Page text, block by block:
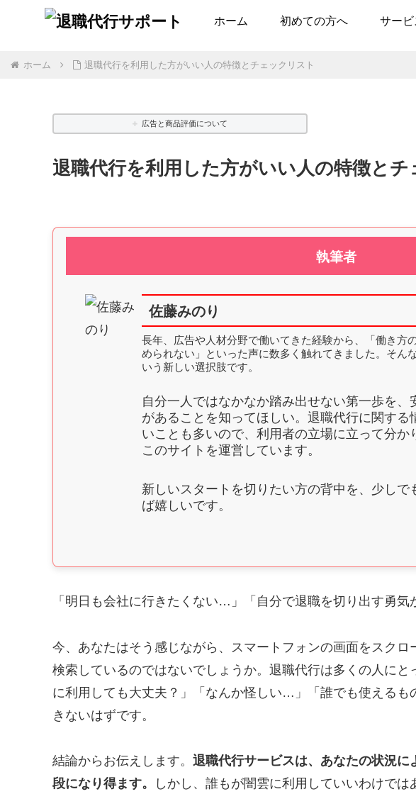
ホーム 初めての方へ サー
ホーム 退職代行を利用した方がいい人の特徴とチェックリスト
広告と商品評価について
退職代行を利用した方がいい人の特徴とチ
執筆者
佐藤みのり
長年、広告や人材分野で働いてきた経験から、「働き方
められない」といった声に数多く触れてきました。そん
いう新しい選択肢です。
自分一人ではなかなか踏み出せない第一歩を、
があることを知ってほしい。退職代行に関す
いことも多いので、利用者の立場に立って分か
このサイトを運営しています。
新しいスタートを切りたい方の背中を、少し
ば嬉しいです。
「明日も会社に行きたくない…」「自分で退職を切り出す勇気
今、あなたはそう感じながら、スマートフォンの画面をスクロ
検索しているのではないでしょうか。退職代行は多くの人にと
に利用しても大丈夫？」「なんか怪しい…」「誰でも使えるも
きないはずです。
結論からお伝えします。 退職代行サービスは、あなたの状況
段になり得ます。
しかし、誰もが闇雲に利用していいわけで